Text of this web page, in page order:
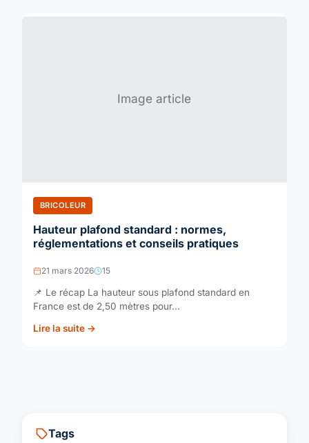
Image article
BRICOLEUR
Hauteur plafond standard : normes,
réglementations et conseils pratiques
21 mars 2026 15
📌 Le récap La hauteur sous plafond standard en
France est de 2,50 mètres pour...
Lire la suite →
Tags